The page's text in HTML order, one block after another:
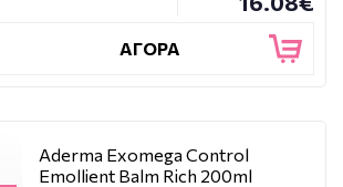
ΑΓΟΡΑ
Aderma Exomega Control
Emollient Balm Rich 200ml